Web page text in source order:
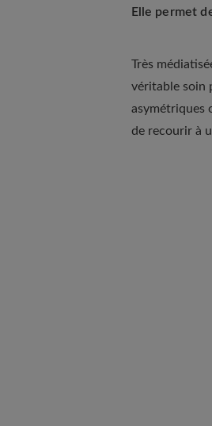
Elle permet
Très
véritable soin
asymétriques
de recourir à